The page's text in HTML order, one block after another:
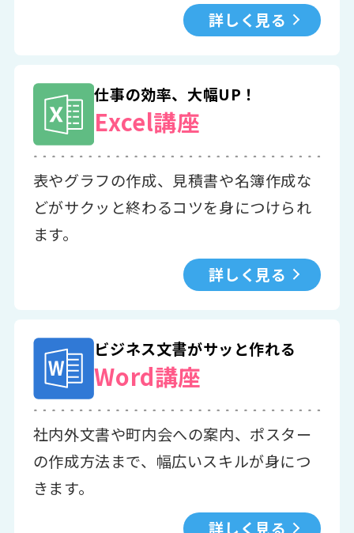
詳しく見る
仕事の効率、大幅UP！
Excel講座
表やグラフの作成、見積書や名簿作成な
どがサクッと終わるコツを身につけられ
ます。
詳しく見る
ビジネス文書がサッと作れる
Word講座
社内外文書や町内会への案内、ポスター
の作成方法まで、幅広いスキルが身につ
きます。
詳しく見る